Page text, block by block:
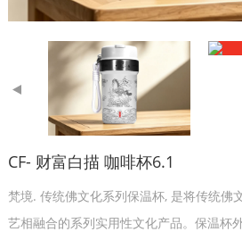
CF- 财富白描 咖啡杯6.1
梵境. 传统佛文化系列保温杯, 是将传统佛
艺相融合的系列实用性文化产品。保温杯